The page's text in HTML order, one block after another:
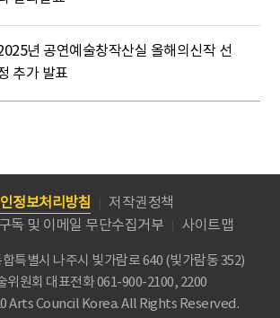
년 공연예술창작산실 올해의신작 선
추가 발표
정보처리방침
저작권정책
독 및 이메일 무단수집거부
사이트맵
특별시 나주시 빛가람로 640 (빛가람동 352)
위원회 대표전화 061-900-2100, 2200
Arts Council Korea. All Rights Reserved.